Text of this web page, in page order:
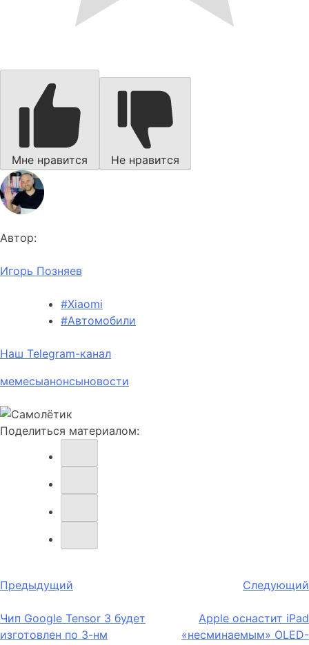
Мне нравится Не нравится
Автор:
Игорь Позняев
#Xiaomi
#Автомобили
Наш Telegram-канал
мемесыанонсыновости
Поделиться материалом:
Навигация
записям
Предыдущий
Чип Google Tensor 3 будет
изготовлен по 3-нм
Следующий
Apple оснастит iPad
«несминаемым» OLED-